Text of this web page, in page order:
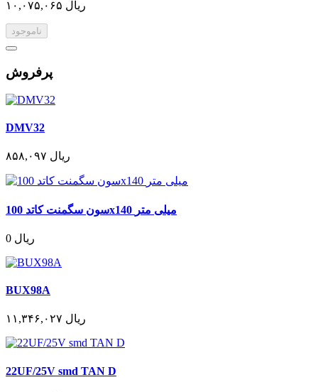
۱۰,۰۷۵,۰۶۵ ریال
ناموجود
پرفروش
DMV32
۸۵۸,۰۹۷ ریال
سون سگمنت کاتد 100x140 میلی متر
0 ریال
BUX98A
۱۱,۳۴۶,۰۲۷ ریال
22UF/25V smd TAN D